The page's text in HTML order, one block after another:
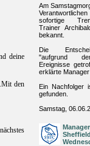
deine
den
Am
sofortige
Trainer
bekannt.
Die
"aufgrund
Ereignisse
erklärte Manager
Ein Nachfolger
gefunden.
Samstag,
Sheffield